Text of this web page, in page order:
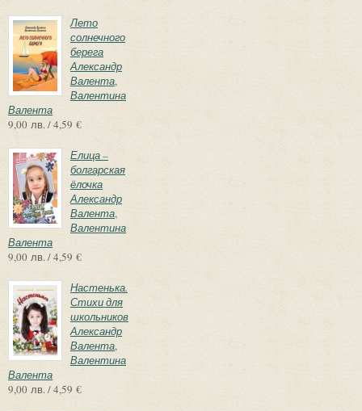
Лето
солнечного
берега
Александр
Валента,
Валентина
Валента
9,00 лв. / 4,59 €
Елица –
болгарская
ёлочка
Александр
Валента,
Валентина
Валента
9,00 лв. / 4,59 €
Настенька.
Стихи для
школьников
Александр
Валента,
Валентина
Валента
9,00 лв. / 4,59 €